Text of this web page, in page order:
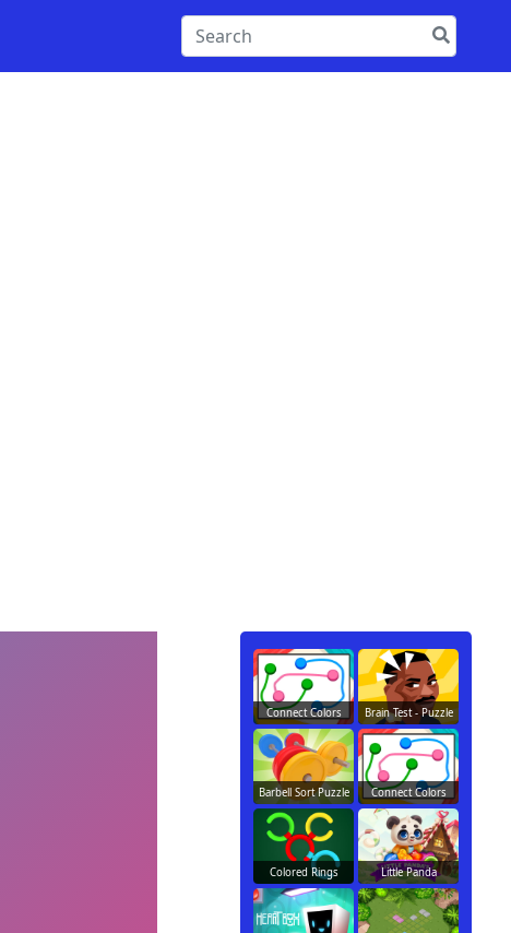
Connect Colors Brain Test - Puzzle
Barbell Sort Puzzle Connect Colors
Colored Rings Little Panda